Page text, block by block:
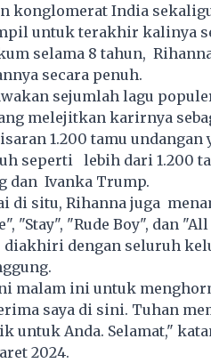
konglomerat India
untuk terakhir kalinya
selama 8 tahun,
secara penuh.
sejumlah lagu
melejitkan karirnya
1.200 tamu
seperti lebih dari 1.200
dan Ivanka Trump.
di situ, Rihanna juga
"Stay", "Rude Boy", dan
dengan seluruh
malam ini untuk
saya di sini. Tuhan
untuk Anda. Selamat,"
2024.